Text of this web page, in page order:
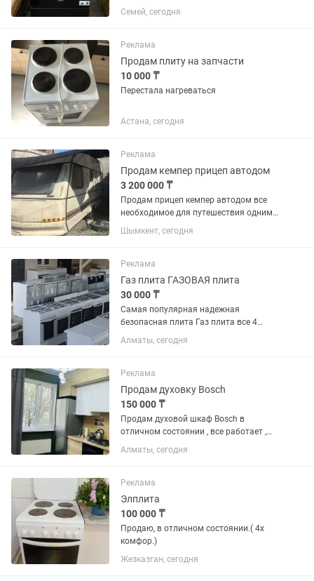
аккуратной эксплуатации чуть больше
месяца, практически новая! Духовкой
гарантийный талон....
Семей, сегодня
Реклама
Продам плиту на запчасти
10 000 ₸
Перестала нагреваться
Астана, сегодня
Реклама
Продам кемпер прицеп автодом
3 200 000 ₸
Продам прицеп кемпер автодом все
необходимое для путешествия одним
словом однокомнатная квартира
Имеется вода холодильник свет 12v
телевизор каналы отау тв...
Шымкент, сегодня
Реклама
Газ плита ГАЗОВАЯ плита
30 000 ₸
Самая популярная надежная
безопасная плита Газ плита все 4
конфорки газовые, ДУХОВКА ГАЗОВАЯ
Все ИДЕАЛЬНОМ СОСТОЯНИЕ все
Алматы, сегодня
Реклама
Продам духовку Bosch
150 000 ₸
Продам духовой шкаф Bosch в
отличном состоянии , все работает ,
чистая ухоженная, без повреждений, в
ремонте не была, классическая 535
продаже
Алматы, сегодня
Реклама
Элплита
100 000 ₸
Продаю, в отличном состоянии.( 4х
комфор.)
Жезказган, сегодня